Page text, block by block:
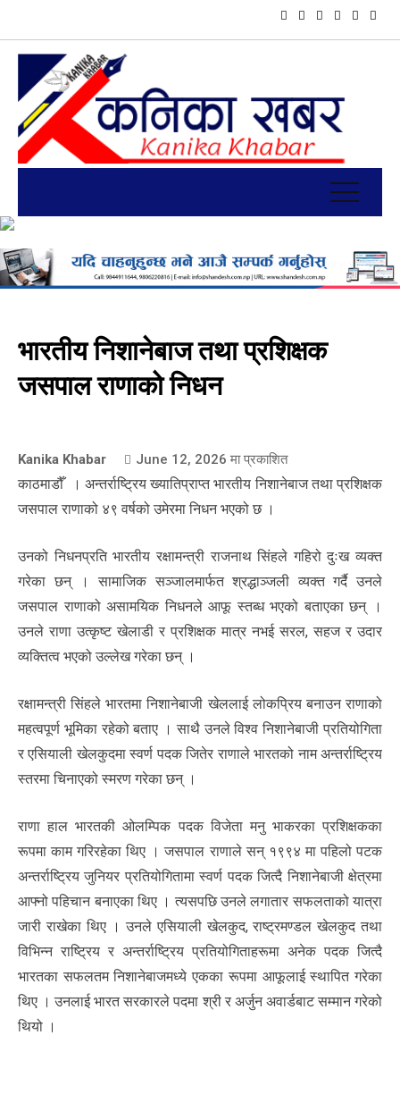
भारतीय निशानेबाज तथा प्रशिक्षक
जसपाल राणाको निधन
Kanika Khabar June 12, 2026 मा प्रकाशित
काठमाडौँ । अन्तर्राष्ट्रिय ख्यातिप्राप्त भारतीय निशानेबाज तथा प्रशिक्षक
जसपाल राणाको ४९ वर्षको उमेरमा निधन भएको छ ।
उनको निधनप्रति भारतीय रक्षामन्त्री राजनाथ सिंहले गहिरो दुःख व्यक्त
गरेका छन् । सामाजिक सञ्जालमार्फत श्रद्धाञ्जली व्यक्त गर्दै उनले
जसपाल राणाको असामयिक निधनले आफू स्तब्ध भएको बताएका छन् ।
उनले राणा उत्कृष्ट खेलाडी र प्रशिक्षक मात्र नभई सरल, सहज र उदार
व्यक्तित्व भएको उल्लेख गरेका छन् ।
रक्षामन्त्री सिंहले भारतमा निशानेबाजी खेललाई लोकप्रिय बनाउन राणाको
महत्वपूर्ण भूमिका रहेको बताए । साथै उनले विश्व निशानेबाजी प्रतियोगिता
र एसियाली खेलकुदमा स्वर्ण पदक जितेर राणाले भारतको नाम अन्तर्राष्ट्रिय
स्तरमा चिनाएको स्मरण गरेका छन् ।
राणा हाल भारतकी ओलम्पिक पदक विजेता मनु भाकरका प्रशिक्षकका
रूपमा काम गरिरहेका थिए । जसपाल राणाले सन् १९९४ मा पहिलो पटक
अन्तर्राष्ट्रिय जुनियर प्रतियोगितामा स्वर्ण पदक जित्दै निशानेबाजी क्षेत्रमा
आफ्नो पहिचान बनाएका थिए । त्यसपछि उनले लगातार सफलताको यात्रा
जारी राखेका थिए । उनले एसियाली खेलकुद, राष्ट्रमण्डल खेलकुद तथा
विभिन्न राष्ट्रिय र अन्तर्राष्ट्रिय प्रतियोगिताहरूमा अनेक पदक जित्दै
भारतका सफलतम निशानेबाजमध्ये एकका रूपमा आफूलाई स्थापित गरेका
थिए । उनलाई भारत सरकारले पदमा श्री र अर्जुन अवार्डबाट सम्मान गरेको
थियो ।